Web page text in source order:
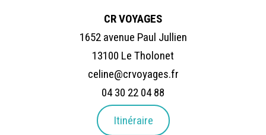
CR VOYAGES
1652 avenue Paul Jullien
13100 Le Tholonet
celine@crvoyages.fr
04 30 22 04 88
Itinéraire